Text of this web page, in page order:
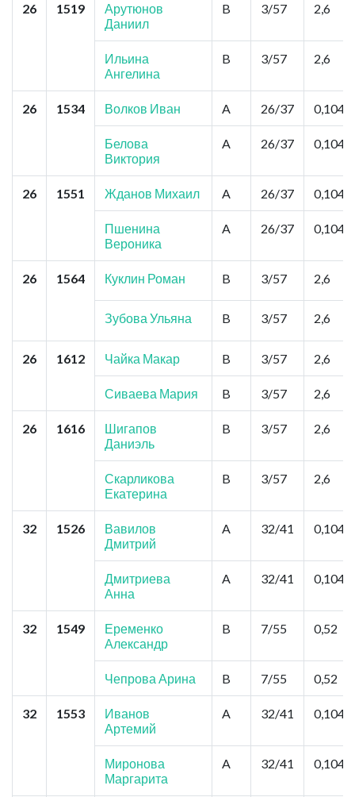
26 1519
Арутюнов
Даниил
B 3/57 2,6
Ильина
Ангелина
B 3/57 2,6
26 1534 Волков Иван A 26/37 0,104
Белова
Виктория
A 26/37 0,104
26 1551 Жданов Михаил A 26/37 0,104
Пшенина
Вероника
A 26/37 0,104
26 1564 Куклин Роман B 3/57 2,6
Зубова Ульяна B 3/57 2,6
26 1612 Чайка Макар B 3/57 2,6
Сиваева Мария B 3/57 2,6
26 1616
Шигапов
Даниэль
B 3/57 2,6
Скарликова
Екатерина
B 3/57 2,6
32 1526
Вавилов
Дмитрий
A 32/41 0,104
Дмитриева
Анна
A 32/41 0,104
32 1549
Еременко
Александр
B 7/55 0,52
Чепрова Арина B 7/55 0,52
32 1553
Иванов
Артемий
A 32/41 0,104
Миронова
Маргарита
A 32/41 0,104